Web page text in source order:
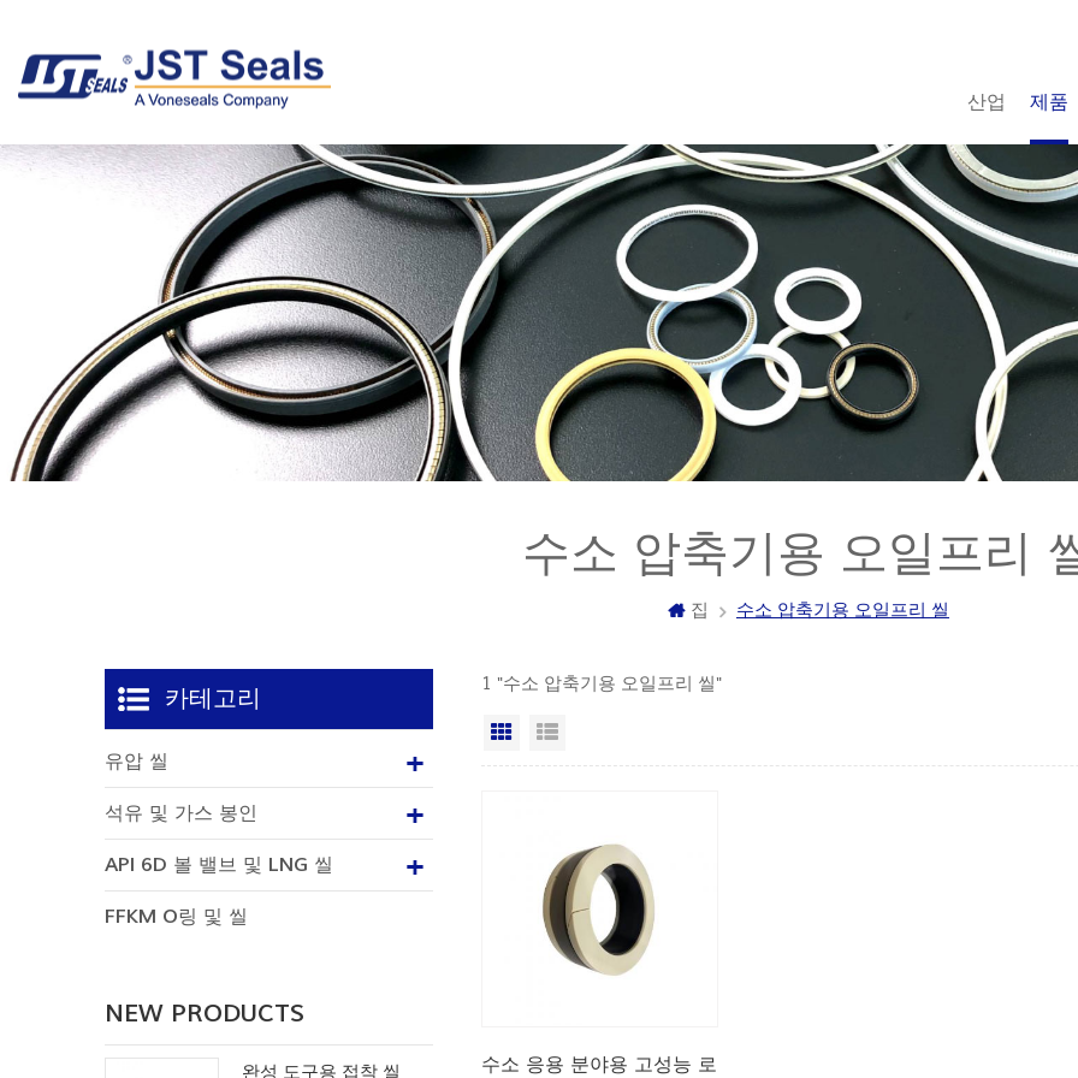
산업 제품
수소 압축기용 오일프리
집 수소 압축기용 오일프리 씰
1 "수소 압축기용 오일프리 씰"
격자보기
수소 응용 분야용 고성능 로
카테고리
유압 씰
석유 및 가스 봉인
API 6D 볼 밸브 및 LNG 씰
FFKM O링 및 씰
NEW PRODUCTS
완성 도구용 접착 씰